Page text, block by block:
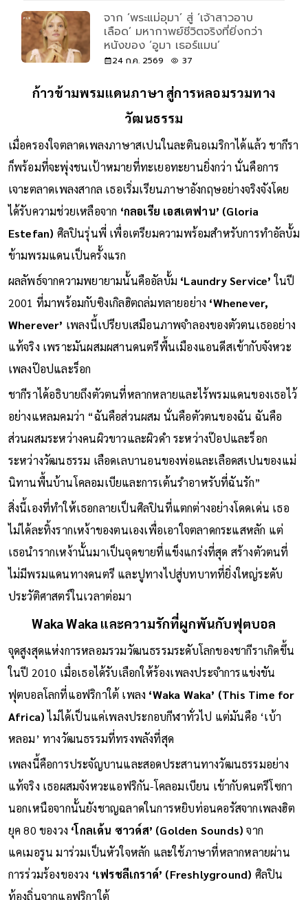
จาก ‘พระแม่อุมา’ สู่ ‘เจ้าสาวอาบ
เลือด’ มหากาพย์ชีวิตจริงที่ยิ่งกว่า
หนังของ ‘อูมา เธอร์แมน’
ก้าวข้ามพรมแดนภาษา สู่การหลอมรวมทาง
วัฒนธรรม
เมื่อครองใจตลาดเพลงภาษาสเปนในละตินอเมริกาได้แล้ว ชากีรา
ก็พร้อมที่จะพุ่งชนเป้าหมายที่ทะเยอทะยานยิ่งกว่า นั่นคือการ
เจาะตลาดเพลงสากล เธอเริ่มเรียนภาษาอังกฤษอย่างจริงจังโดย
ได้รับความช่วยเหลือจาก‘กลอเรีย เอสเตฟาน’ (Gloria
Estefan)ศิลปินรุ่นพี่ เพื่อเตรียมความพร้อมสำหรับการทำอัลบั้ม
ข้ามพรมแดนเป็นครั้งแรก
ผลลัพธ์จากความพยายามนั้นคืออัลบั้ม‘Laundry Service’
2001 ที่มาพร้อมกับซิงเกิลฮิตถล่มทลายอย่าง‘Whenever,
Wherever’เพลงนี้เปรียบเสมือนภาพจำลองของตัวตนเธออย่าง
แท้จริง เพราะมันผสมผสานดนตรีพื้นเมืองแอนดีสเข้ากับจังหวะ
เพลงป๊อปและร็อก
ชากีราได้อธิบายถึงตัวตนที่หลากหลายและไร้พรมแดนของเธอไว้
อย่างแหลมคมว่า “ฉันคือส่วนผสม นั่นคือตัวตนของฉัน ฉันคือ
ส่วนผสมระหว่างคนผิวขาวและผิวดำ ระหว่างป๊อปและร็อก
ระหว่างวัฒนธรรม เลือดเลบานอนของพ่อและเลือดสเปนของแม่
นิทานพื้นบ้านโคลอมเบียและการเต้นรำอาหรับที่ฉันรัก”
สิ่งนี้เองที่ทำให้เธอกลายเป็นศิลปินที่แตกต่างอย่างโดดเด่น เธอ
ไม่ได้ละทิ้งรากเหง้าของตนเองเพื่อเอาใจตลาดกระแสหลัก แต่
เธอนำรากเหง้านั้นมาเป็นจุดขายที่แข็งแกร่งที่สุด สร้างตัวตนที่
ไม่มีพรมแดนทางดนตรี และปูทางไปสู่บทบาทที่ยิ่งใหญ่ระดับ
Waka Waka และความรักที่ผูกพันกับฟุตบอล
จุดสูงสุดแห่งการหลอมรวมวัฒนธรรมระดับโลกของชากีราเกิดขึ้น
ในปี 2010 เมื่อเธอได้รับเลือกให้ร้องเพลงประจำการแข่งขัน
ฟุตบอลโลกที่แอฟริกาใต้ เพลง‘Waka Waka’ (This Time for
Africa)ไม่ได้เป็นแค่เพลงประกอบกีฬาทั่วไป แต่มันคือ ‘เบ้า
หลอม’ ทางวัฒนธรรมที่ทรงพลังที่สุด
เพลงนี้คือการประจัญบานและสอดประสานทางวัฒนธรรมอย่าง
แท้จริง เธอผสมจังหวะแอฟริกัน-โคลอมเบียน เข้ากับดนตรีโซกา
นอกเหนือจากนั้นยังชาญฉลาดในการหยิบท่อนคอรัสจากเพลงฮิต
ยุค 80 ของวง‘โกลเด้น ซาวด์ส’ (Golden Sounds)จาก
แคเมอรูน มาร่วมเป็นหัวใจหลัก และใช้ภาษาที่หลากหลายผ่าน
การร่วมร้องของวง‘เฟรชลีเกราด์’ (Freshlyground)